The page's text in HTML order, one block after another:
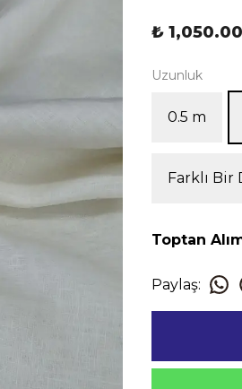
₺
Uzunluk
0.5 m
Farklı Bir
Toptan
Paylaş: